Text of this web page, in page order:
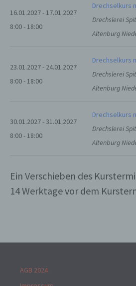
16.01.2027 - 17.01.2027
8:00 - 18:00
Drechselkurs
Drechslerei
Altenburg
23.01.2027 - 24.01.2027
8:00 - 18:00
Drechselkurs
Drechslerei
Altenburg
30.01.2027 - 31.01.2027
8:00 - 18:00
Drechselkurs
Drechslerei
Altenburg
Ein Verschieben des
14 Werktage vor dem
AGB 2024
f) Pseudonymisierung
auf welche die
ohne Hinzuziehung
Informationen nicht mehr
betroffenen Person
und technischen und
Maßnahmen unterliegen,
dass die
einer identifizierten oder
g) Verantwortlicher
Verarbeitung
oder andere Stelle, die
personenbezogenen